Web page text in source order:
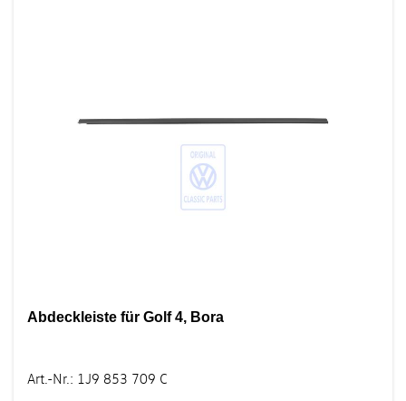
Abdeckleiste für Golf 4, Bora
Art.-Nr.: 1J9 853 709 C